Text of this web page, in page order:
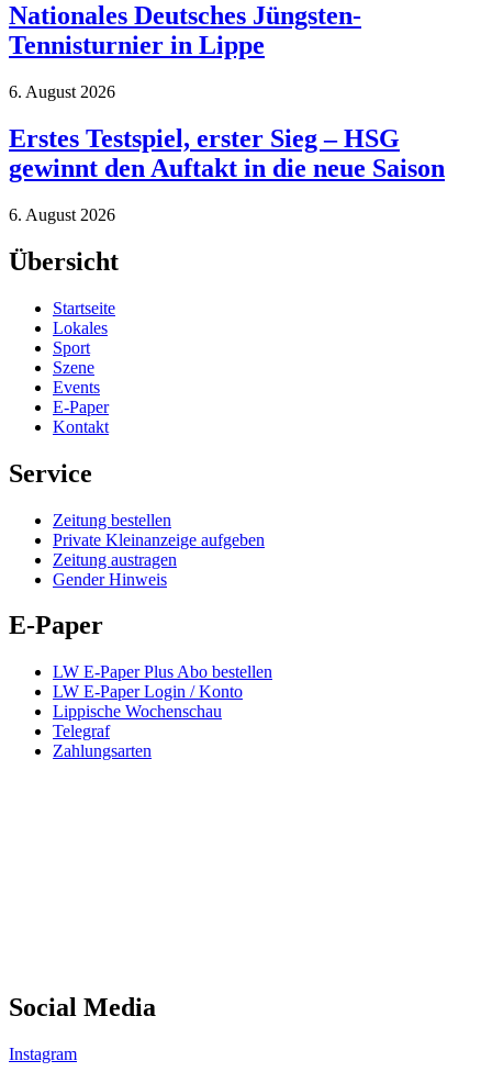
Nationales Deutsches Jüngsten-
Tennisturnier in Lippe
6. August 2026
Erstes Testspiel, erster Sieg – HSG
gewinnt den Auftakt in die neue Saison
6. August 2026
Übersicht
Startseite
Lokales
Sport
Szene
Events
E-Paper
Kontakt
Service
Zeitung bestellen
Private Kleinanzeige aufgeben
Zeitung austragen
Gender Hinweis
E-Paper
LW E-Paper Plus Abo bestellen
LW E-Paper Login / Konto
Lippische Wochenschau
Telegraf
Zahlungsarten
Social Media
Instagram